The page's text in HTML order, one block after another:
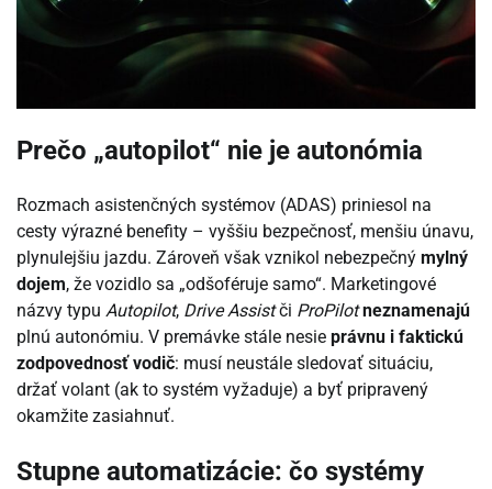
Prečo „autopilot“ nie je autonómia
Rozmach asistenčných systémov (ADAS) priniesol na
cesty výrazné benefity – vyššiu bezpečnosť, menšiu únavu,
plynulejšiu jazdu. Zároveň však vznikol nebezpečný mylný
dojem, že vozidlo sa „odšoféruje samo“. Marketingové
názvy typu Autopilot, Drive Assistči ProPilot neznamenajú
plnú autonómiu. V premávke stále nesie právnu i faktickú
zodpovednosť vodič: musí neustále sledovať situáciu,
držať volant (ak to systém vyžaduje) a byť pripravený
okamžite zasiahnuť.
Stupne automatizácie: čo systémy